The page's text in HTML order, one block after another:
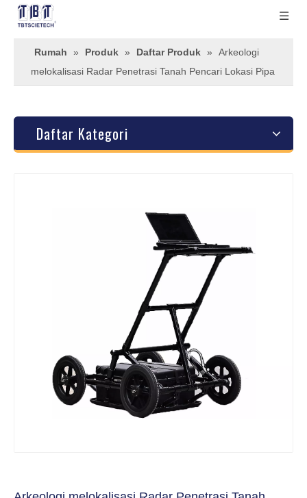
Rumah » Produk » Daftar Produk »
Arkeologi
melokalisasi Radar Penetrasi Tanah Pencari Lokasi Pipa
Daftar Kategori